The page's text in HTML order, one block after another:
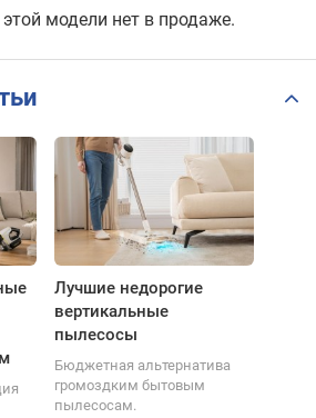
модели нет в продаже.
Лучшие недорогие
вертикальные
пылесосы
Бюджетная альтернатива
громоздким бытовым
пылесосам.